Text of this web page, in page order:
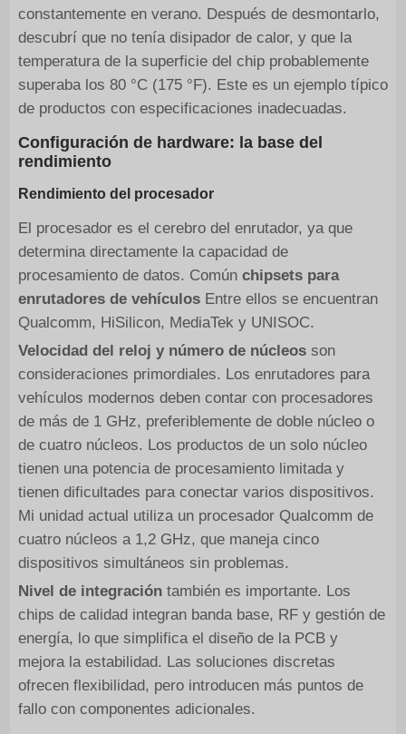
constantemente en verano. Después de desmontarlo,
descubrí que no tenía disipador de calor, y que la
temperatura de la superficie del chip probablemente
superaba los 80 °C (175 °F). Este es un ejemplo típico
de productos con especificaciones inadecuadas.
Configuración de hardware: la base del
rendimiento
Rendimiento del procesador
El procesador es el cerebro del enrutador, ya que
determina directamente la capacidad de
procesamiento de datos. Común chipsets para
enrutadores de vehículosEntre ellos se encuentran
Qualcomm, HiSilicon, MediaTek y UNISOC.
Velocidad del reloj y número de núcleosson
consideraciones primordiales. Los enrutadores para
vehículos modernos deben contar con procesadores
de más de 1 GHz, preferiblemente de doble núcleo o
de cuatro núcleos. Los productos de un solo núcleo
tienen una potencia de procesamiento limitada y
tienen dificultades para conectar varios dispositivos.
Mi unidad actual utiliza un procesador Qualcomm de
cuatro núcleos a 1,2 GHz, que maneja cinco
dispositivos simultáneos sin problemas.
Nivel de integracióntambién es importante. Los
chips de calidad integran banda base, RF y gestión de
energía, lo que simplifica el diseño de la PCB y
mejora la estabilidad. Las soluciones discretas
ofrecen flexibilidad, pero introducen más puntos de
fallo con componentes adicionales.